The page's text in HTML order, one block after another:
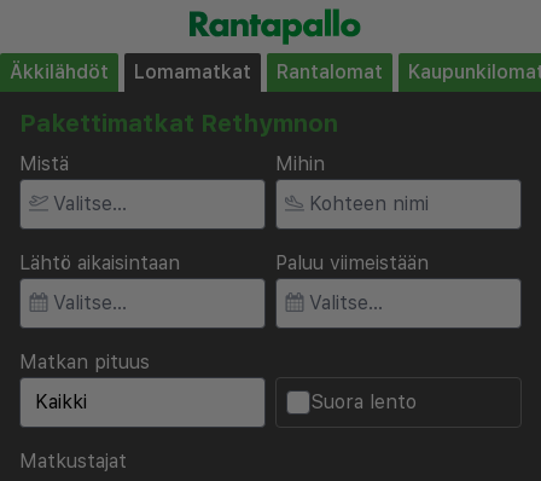
Äkkilähdöt Lomamatkat Rantalomat
Pakettimatkat Rethymnon
Mistä Mihin
Lähtö aikaisintaan Paluu viimeistään
Matkan pituus
Suora lento
Matkustajat